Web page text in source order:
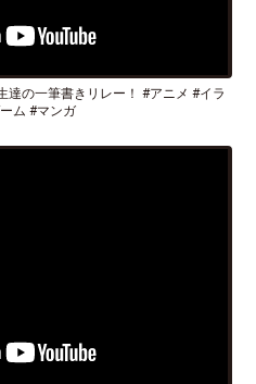
達の一筆書きリレー！ #アニメ #イラ
ム #マンガ